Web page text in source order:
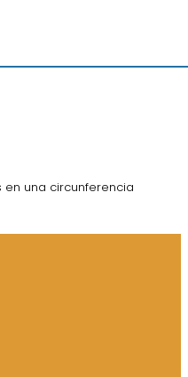
en una circunferencia